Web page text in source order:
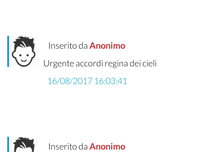
Inserito daAnonimo
Urgente accordi regina dei cieli
16/08/2017 16:03:41
Inserito daAnonimo